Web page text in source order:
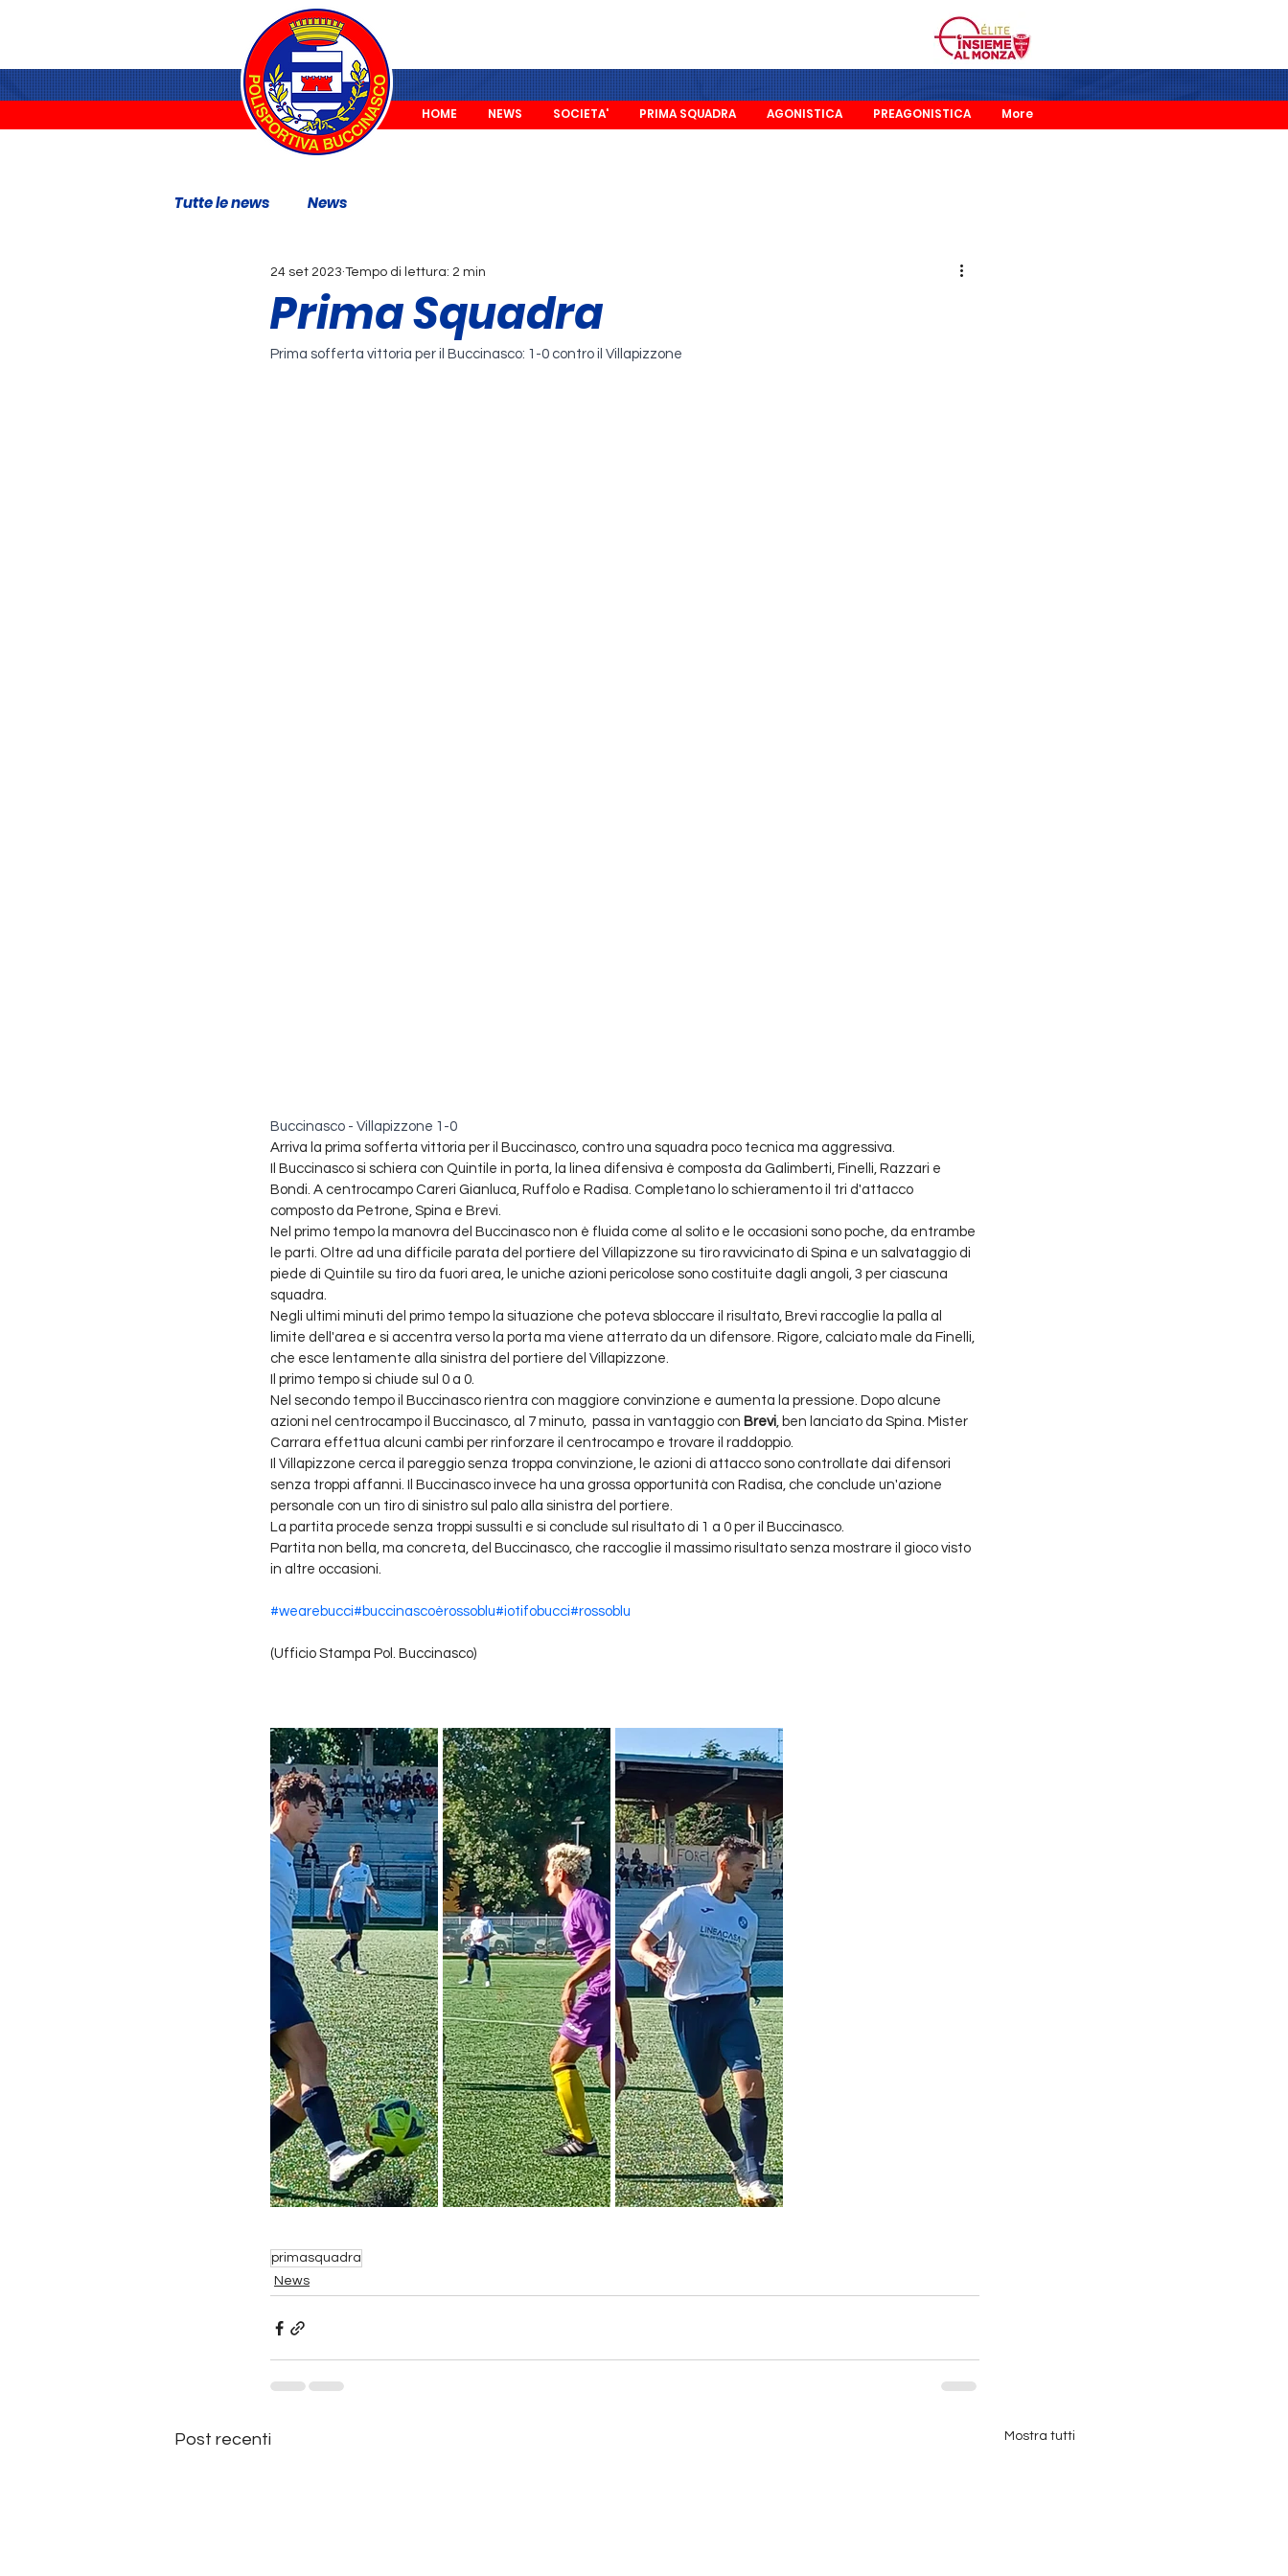
HOME NEWS SOCIETA' PRIMA SQUADRA AGONISTICA PREAGONISTICA More
Tutte le news News
Prima Squadra
24 set 2023 Tempo di lettura: 2 min
Prima sofferta vittoria per il Buccinasco: 1-0 contro il Villapizzone
Buccinasco - Villapizzone 1-0
Arriva la prima sofferta vittoria per il Buccinasco, contro una squadra poco tecnica ma aggressiva.
Il Buccinasco si schiera con Quintile in porta, la linea difensiva è composta da Galimberti, Finelli, Razzari e
Bondi. A centrocampo Careri Gianluca, Ruffolo e Radisa. Completano lo schieramento il tri d'attacco
composto da Petrone, Spina e Brevi.
Nel primo tempo la manovra del Buccinasco non è fluida come al solito e le occasioni sono poche, da entrambe
le parti. Oltre ad una difficile parata del portiere del Villapizzone su tiro ravvicinato di Spina e un salvataggio di
piede di Quintile su tiro da fuori area, le uniche azioni pericolose sono costituite dagli angoli, 3 per ciascuna
squadra.
Negli ultimi minuti del primo tempo la situazione che poteva sbloccare il risultato, Brevi raccoglie la palla al
limite dell'area e si accentra verso la porta ma viene atterrato da un difensore. Rigore, calciato male da Finelli,
che esce lentamente alla sinistra del portiere del Villapizzone.
Il primo tempo si chiude sul 0 a 0.
Nel secondo tempo il Buccinasco rientra con maggiore convinzione e aumenta la pressione. Dopo alcune
azioni nel centrocampo il Buccinasco, al 7 minuto,  passa in vantaggio con Brevi, ben lanciato da Spina. Mister
Carrara effettua alcuni cambi per rinforzare il centrocampo e trovare il raddoppio.
Il Villapizzone cerca il pareggio senza troppa convinzione, le azioni di attacco sono controllate dai difensori
senza troppi affanni. Il Buccinasco invece ha una grossa opportunità con Radisa, che conclude un'azione
personale con un tiro di sinistro sul palo alla sinistra del portiere.
La partita procede senza troppi sussulti e si conclude sul risultato di 1 a 0 per il Buccinasco.
Partita non bella, ma concreta, del Buccinasco, che raccoglie il massimo risultato senza mostrare il gioco visto
in altre occasioni.
#wearebucci#buccinascoèrossoblu#iotifobucci#rossoblu
(Ufficio Stampa Pol. Buccinasco)
primasquadra
News
Post recenti Mostra tutti